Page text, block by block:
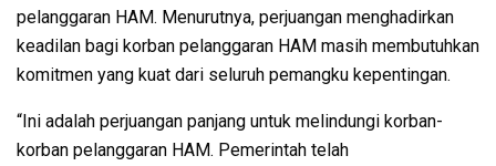
pelanggaran HAM. Menurutnya, perjuangan menghadirkan
keadilan bagi korban pelanggaran HAM masih membutuhkan
komitmen yang kuat dari seluruh pemangku kepentingan.
“Ini adalah perjuangan panjang untuk melindungi korban-
korban pelanggaran HAM. Pemerintah telah